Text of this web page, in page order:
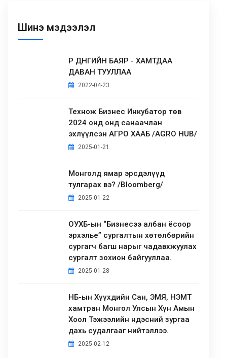
Шинэ мэдээлэл
ҮР ДҮНГИЙН БАЯР - ХАМТДАА
ДАВАН ТУУЛЛАА
2022-04-23
Технож Бизнес Инкубатор төв
2024 онд онд санаачлан
эхлүүлсэн АГРО ХААБ /AGRO HUB/
2025-01-21
Монголд ямар эрсдэлүүд
тулгарах вэ? /Bloomberg/
2025-01-22
ОУХБ-ын “Бизнесээ албан ёсоор
эрхэлье” сургалтын хөтөлбөрийн
сургагч багш нарыг чадавхжуулах
сургалт зохион байгууллаа.
2025-01-28
НҮБ-ын Хүүхдийн Сан, ЭМЯ, НЭМҮТ
хамтран Монгол Улсын Хүн Амын
Хоол Тэжээлийн Үндэсний зургаа
дахь судалгааг нийтэллээ.
2025-02-12